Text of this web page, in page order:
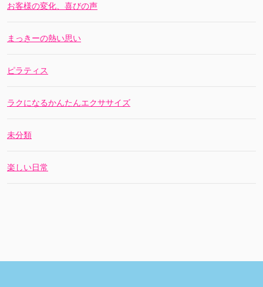
お客様の変化、喜びの声
まっきーの熱い思い
ピラティス
ラクになるかんたんエクササイズ
未分類
楽しい日常